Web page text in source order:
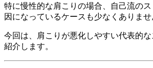
特に慢性的な肩こりの場合、自己流の
因になっているケースも少なくありませ
今回は、肩こりが悪化しやすい代表的
紹介します。